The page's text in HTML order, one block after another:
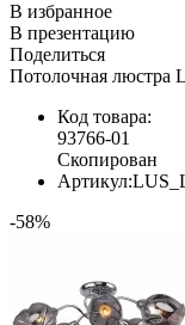
В избранное
В презентацию
Поделиться
Потолочная люстра
Код товара:
93766-01
Скопирован
Артикул:
-58%